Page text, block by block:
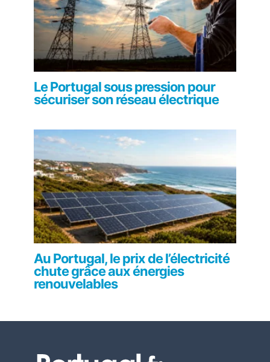
Le Portugal sous pression pour
sécuriser son réseau électrique
Au Portugal, le prix de l’électricité
chute grâce aux énergies
renouvelables